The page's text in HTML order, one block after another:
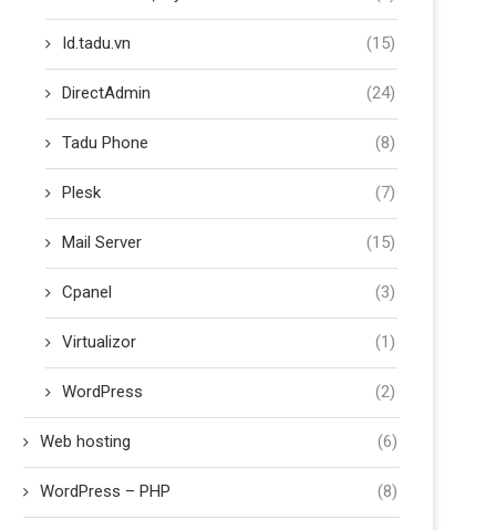
Id.tadu.vn (15)
DirectAdmin (24)
Tadu Phone (8)
Plesk (7)
Mail Server (15)
Cpanel (3)
Virtualizor (1)
WordPress (2)
Web hosting (6)
WordPress – PHP (8)